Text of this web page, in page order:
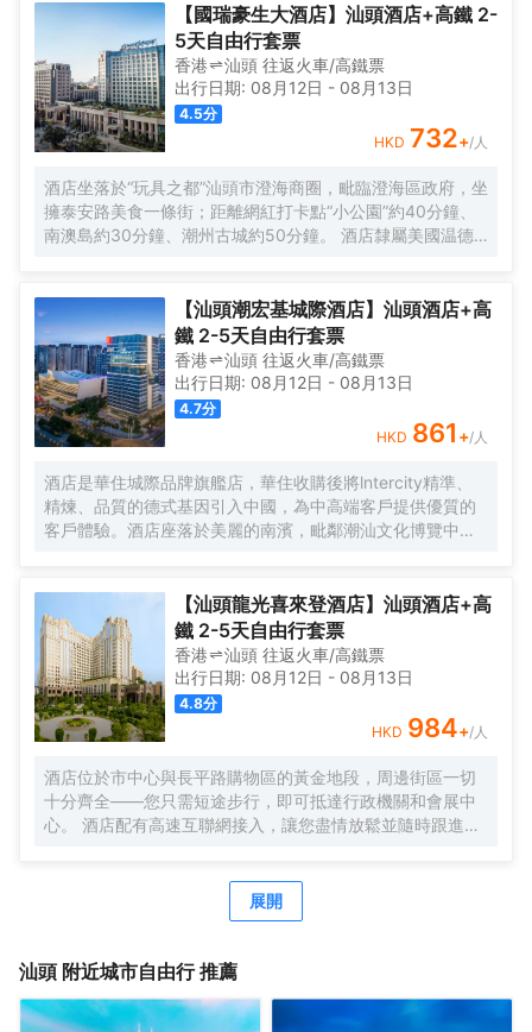
選用美國護膚領域殿堂級品牌“Peter Thomas Roth”作為指定
洗浴用品；獨具希爾頓歡朋特色的“HUB” 大堂，集歡迎、聚
會、休閒及商務功能於一體，酒店同時設有健康格調全日制
餐廳、多功能精英會議室、樂動健身房、洗衣房等商務配套
設施，另客房設有親子沙發床和其他兒童用品，是您商旅出
行、親子出遊的理想下榻選擇！
【國瑞豪生大酒店】汕頭酒店+高鐵 2-
5天自由行套票
香港 汕頭 往返火車/高鐵票
出行日期: 08月12日 - 08月13日
4.5分
HKD 732+/人
酒店坐落於“玩具之都”汕頭市澄海商圈，毗臨澄海區政府，坐
擁泰安路美食一條街；距離網紅打卡點“小公園”約40分鐘、
南澳島約30分鐘、潮州古城約50分鐘。 酒店隸屬美國温德
【汕頭潮宏基城際酒店】汕頭酒店+高
鐵 2-5天自由行套票
香港 汕頭 往返火車/高鐵票
出行日期: 08月12日 - 08月13日
4.7分
HKD 861 +/人
酒店是華住城際品牌旗艦店，華住收購後將lntercity精準、
精煉、品質的德式基因引入中國，為中高端客戶提供優質的
客戶體驗。酒店座落於美麗的南濱，毗鄰潮汕文化博覽中心
咖啡，適合忙碌後的小酌放鬆；二樓設有中餐廳，提供自助
早餐和精緻的潮菜，適合商務宴請和家庭聚會。客房內配備
智能感應控制系統、絲漣床墊、空氣淨化器、Minibar保鮮冰
箱、阿佩利斯洗護套裝等。從設計到服務的各個方面，都充
分考慮到了商務客人的需求，為其提供高效、舒適且便捷的
住宿體驗！
【汕頭龍光喜來登酒店】汕頭酒店+高
鐵 2-5天自由行套票
香港 汕頭 往返火車/高鐵票
出行日期: 08月12日 - 08月13日
4.8分
HKD 984+/人
酒店位於市中心與長平路購物區的黃金地段，周邊街區一切
十分齊全——您只需短途步行，即可抵達行政機關和會展中
心。 酒店配有高速互聯網接入，讓您盡情放鬆並隨時跟進重
展開
汕頭 附近城市自由行 推薦